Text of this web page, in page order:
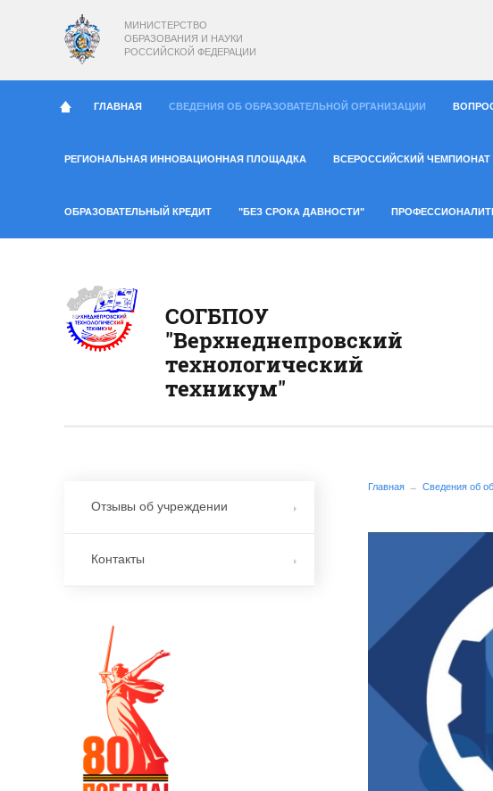
МИНИСТЕРСТВО
ОБРАЗОВАНИЯ И НАУКИ
РОССИЙСКОЙ ФЕДЕРАЦИИ
ГЛАВНАЯ СВЕДЕНИЯ ОБ ОБРАЗОВАТЕЛЬНОЙ ОРГАНИЗАЦИИ
РЕГИОНАЛЬНАЯ ИННОВАЦИОННАЯ ПЛОЩАДКА ВСЕРОССИЙСКИЙ
ОБРАЗОВАТЕЛЬНЫЙ КРЕДИТ "БЕЗ СРОКА ДАВНОСТИ"
СОГБПОУ
"Верхнеднепровский
технологический
техникум"
Главная Сведения об
Отзывы об учреждении
Контакты